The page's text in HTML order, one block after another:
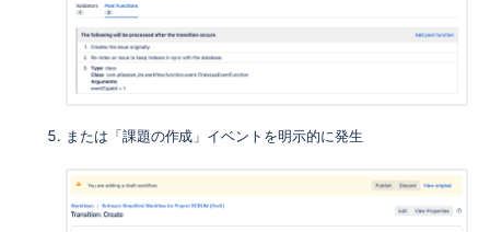
または「課題の作成」イベントを明示的に発生